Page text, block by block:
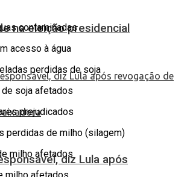
na eleição presidencial
diz Lula após
contaminadas
acesso à água
perdidas de soja
soja afetados
prejudicados
perdidas de milho (silagem)
milho afetados